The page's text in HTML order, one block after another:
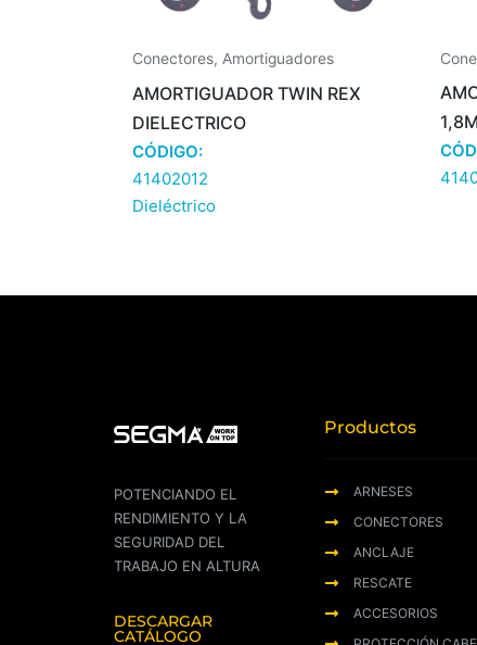
Conectores, Amortiguadores
AMORTIGUADOR TWIN REX
DIELECTRICO
CÓDIGO:
41402012
Dieléctrico
1,8M
POTENCIANDO EL
RENDIMIENTO Y LA
SEGURIDAD DEL
TRABAJO EN ALTURA
DESCARGAR
CATÁLOGO
Productos
ARNESES
CONECTORES
ANCLAJE
RESCATE
ACCESORIOS